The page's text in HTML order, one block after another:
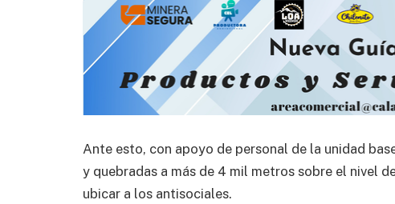
Ante esto, con apoyo de personal de la unidad
y quebradas a más de 4 mil metros sobre el nivel
ubicar a los antisociales.